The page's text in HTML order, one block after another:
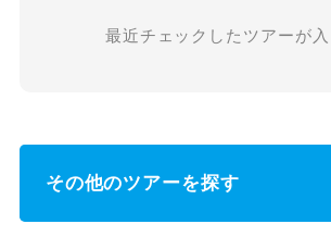
最近チェックしたツアーが
その他のツアーを探す